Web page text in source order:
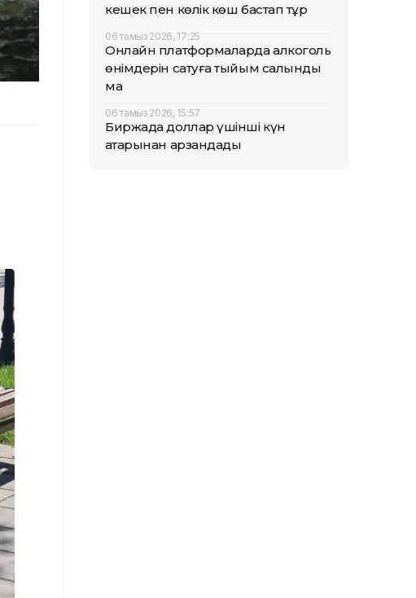
кешек пен көлік көш бастап тұр
06 тамыз 2026, 17:25
Онлайн платформаларда алкоголь
өнімдерін сатуға тыйым салынды
ма
06 тамыз 2026, 15:57
Биржада доллар үшінші күн
қатарынан арзандады